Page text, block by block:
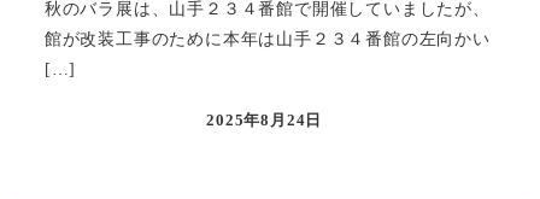
秋のバラ展は、山手２３４番館で開催していましたが、
館が改装工事のために本年は山手２３４番館の左向かい
[…]
2025年8月24日